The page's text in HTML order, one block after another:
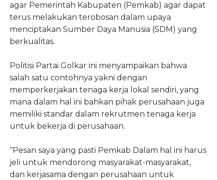
agar Pemerintah Kabupaten (Pemkab) agar dapat
terus melakukan terobosan dalam upaya
menciptakan Sumber Daya Manusia (SDM) yang
berkualitas.
Politisi Partai Golkar ini menyampaikan bahwa
salah satu contohnya yakni dengan
memperkerjakan tenaga kerja lokal sendiri, yang
mana dalam hal ini bahkan pihak perusahaan juga
memiliki standar dalam rekrutmen tenaga kerja
untuk bekerja di perusahaan.
“Pesan saya yang pasti Pemkab Dalam hal ini harus
jeli untuk mendorong masyarakat-masyarakat,
dan kerjasama dengan perusahaan untuk